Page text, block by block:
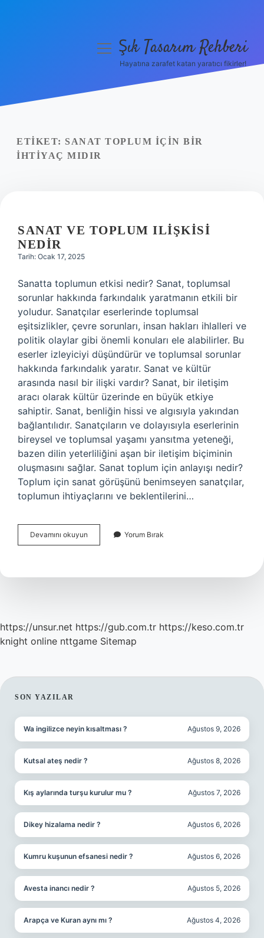
Yasal Uyarı
menüyüŞık Tasarım Rehberi
Hayatına zarafet katan yaratıcı fikirler!
ETIKET: SANAT TOPLUM IÇIN BIR
IHTIYAÇ MIDIR
SANAT VE TOPLUM ILIŞKISI
NEDIR
Tarih: Ocak 17, 2025
Sanatta toplumun etkisi nedir? Sanat, toplumsal
sorunlar hakkında farkındalık yaratmanın etkili bir
yoludur. Sanatçılar eserlerinde toplumsal
eşitsizlikler, çevre sorunları, insan hakları ihlalleri ve
politik olaylar gibi önemli konuları ele alabilirler. Bu
eserler izleyiciyi düşündürür ve toplumsal sorunlar
hakkında farkındalık yaratır. Sanat ve kültür
arasında nasıl bir ilişki vardır? Sanat, bir iletişim
aracı olarak kültür üzerinde en büyük etkiye
sahiptir. Sanat, benliğin hissi ve algısıyla yakından
bağlantılıdır. Sanatçıların ve dolayısıyla eserlerinin
bireysel ve toplumsal yaşamı yansıtma yeteneği,
bazen dilin yeterliliğini aşan bir iletişim biçiminin
oluşmasını sağlar. Sanat toplum için anlayışı nedir?
Toplum için sanat görüşünü benimseyen sanatçılar,
toplumun ihtiyaçlarını ve beklentilerini…
Devamını okuyun
Ve
Nedir
Yorum Bırak
https://unsur.net https://gub.com.tr https://keso.com.tr
knight online nttgame Sitemap
SIDEBAR
SON YAZILAR
Wa ingilizce neyin kısaltması ? Ağustos 9, 2026
Kutsal ateş nedir ? Ağustos 8, 2026
Kış aylarında turşu kurulur mu ? Ağustos 7, 2026
Dikey hizalama nedir ? Ağustos 6, 2026
Kumru kuşunun efsanesi nedir ? Ağustos 6, 2026
Avesta inancı nedir ? Ağustos 5, 2026
Arapça ve Kuran aynı mı ? Ağustos 4, 2026